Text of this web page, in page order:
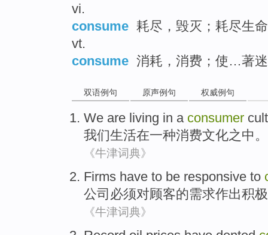
vi.
consume 耗尽，毁灭；耗尽生命
vt.
consume 消耗，消费；使…著
双语例句 原声例句 权威例句
We are living in a consumer
我们生活在一种消费文化之中 。
《牛津词典》
Firms have to be responsive to
公司 必须对顾客的需求作出积极
《牛津词典》